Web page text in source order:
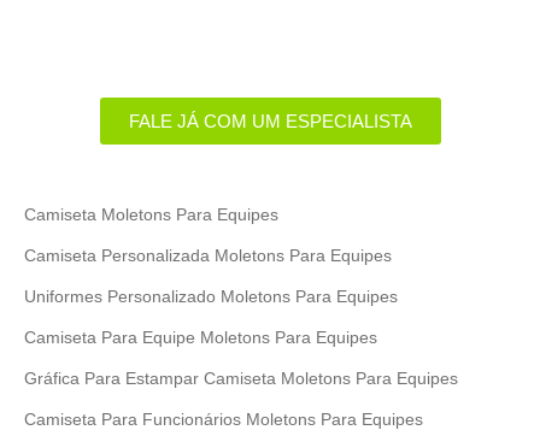
FALE JÁ COM UM ESPECIALISTA
Camiseta Moletons Para Equipes
Camiseta Personalizada Moletons Para Equipes
Uniformes Personalizado Moletons Para Equipes
Camiseta Para Equipe Moletons Para Equipes
Gráfica Para Estampar Camiseta Moletons Para Equipes
Camiseta Para Funcionários Moletons Para Equipes